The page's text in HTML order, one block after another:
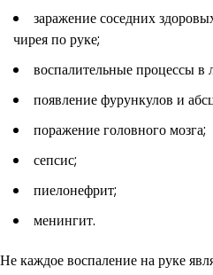
заражение соседних
чирея по руке;
воспалительные процессы в
появление фурункулов и
поражение головного мозга;
сепсис;
пиелонефрит;
менингит.
Не каждое воспаление на руке